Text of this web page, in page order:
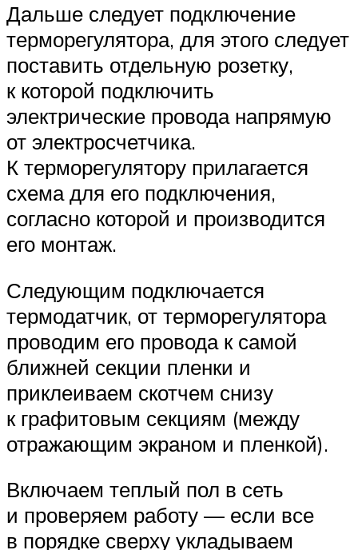
Дальше следует подключение
терморегулятора, для этого следует
поставить отдельную розетку,
к которой подключить
электрические провода напрямую
от электросчетчика.
К терморегулятору прилагается
схема для его подключения,
согласно которой и производится
его монтаж.
Следующим подключается
термодатчик, от терморегулятора
проводим его провода к самой
ближней секции пленки и
приклеиваем скотчем снизу
к графитовым секциям (между
отражающим экраном и пленкой).
Включаем теплый пол в сеть
и проверяем работу — если все
в порядке сверху укладываем